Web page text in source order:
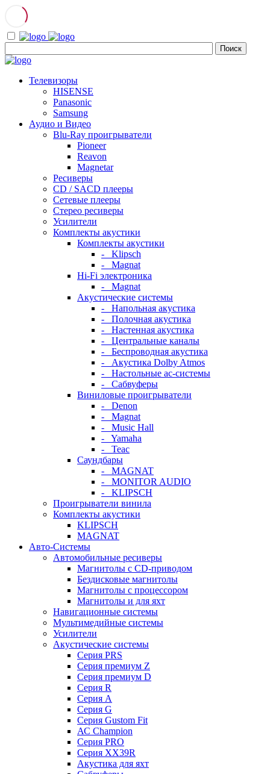
Телевизоры
HISENSE
Panasonic
Samsung
Аудио и Видео
Blu-Ray проигрыватели
Pioneer
Reavon
Magnetar
Ресиверы
CD / SACD плееры
Сетевые плееры
Стерео ресиверы
Усилители
Комплекты акустики
Комплекты акустики
- Klipsch
- Magnat
Hi-Fi электроника
- Magnat
Акустические системы
- Напольная акустика
- Полочная акустика
- Настенная акустика
- Центральные каналы
- Беспроводная акустика
- Акустика Dolby Atmos
- Настольные ас-системы
- Сабвуферы
Виниловые проигрыватели
- Denon
- Magnat
- Music Hall
- Yamaha
- Teac
Саундбары
- MAGNAT
- MONITOR AUDIO
- KLIPSCH
Проигрыватели винила
Комплекты акустики
KLIPSCH
MAGNAT
Авто-Системы
Автомобильные ресиверы
Магнитолы с CD-приводом
Бездисковые магнитолы
Магнитолы с процессором
Магнитолы и для яхт
Навигационные системы
Мультимедийные системы
Усилители
Акустические системы
Cерия PRS
Cерия премиум Z
Cерия премиум D
Cерия R
Cерия A
Cерия G
Cерия Gustom Fit
АС Champion
Cерия PRO
Cерия XX39R
Акустика для яхт